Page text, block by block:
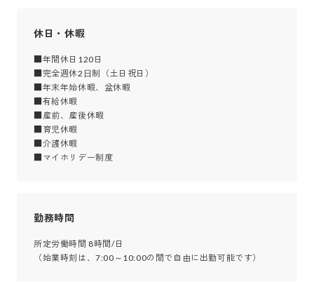
休日・休暇
■年間休日120日
■完全週休2⽇制（土日祝日）
■年末年始休暇、盆休暇
■有給休暇
■産前、産後休暇
■育児休暇
■介護休暇
■マイホリデー制度
勤務時間
所定労働時間 8時間/日
（始業時刻は、7:00～10:00の間で自由に出勤可能です）